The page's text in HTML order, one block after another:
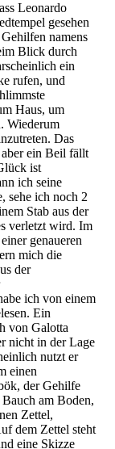
Leonardo
gesehen
namens
Blick durch
ein
rufen, und
Haus, um
Wiederum
Das
ein Beil fällt
ist
ich seine
sehe ich noch 2
Stab aus der
verletzt wird. Im
genaueren
mich die
der
ich von einem
Ein
von Galotta
nicht in der Lage
nutzt er
einen
der Gehilfe
am Boden,
Zettel,
dem Zettel steht
eine Skizze